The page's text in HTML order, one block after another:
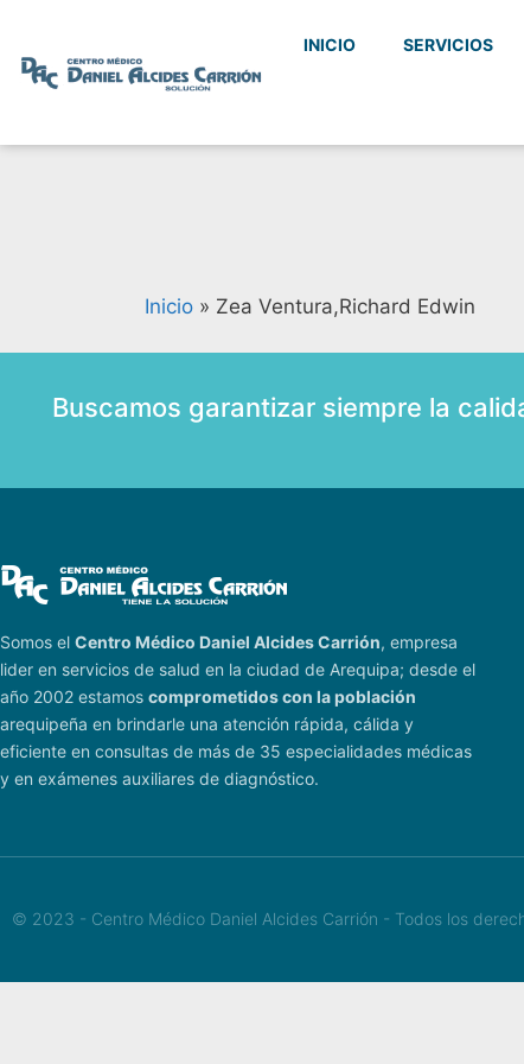
INICIO SERVICIOS
Inicio » Zea Ventura,Richard Edwin
Buscamos garantizar siempre la
Somos el Centro Médico Daniel Alcides Carrión, empresa
lider en servicios de salud en la ciudad de Arequipa; desde el
año 2002 estamos comprometidos con la población
arequipeña en brindarle una atención rápida, cálida y
eficiente en consultas de más de 35 especialidades médicas
y en exámenes auxiliares de diagnóstico.
© 2023 - Centro Médico Daniel Alcides Carrión - Todos los